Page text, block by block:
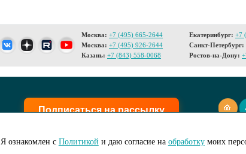
Москва: +7 (495) 665-2644
Москва: +7 (495) 926-2644
Казань: +7 (843) 558-0068
Екатеринбург: +7
Санкт-Петербург:
Ростов-на-Дону:
Подписаться на рассылку
Я ознакомлен с Политикой и даю согласие на обработкумоих